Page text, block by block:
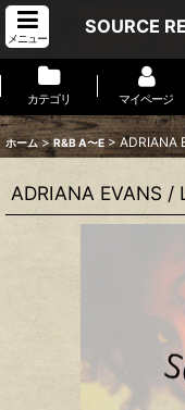
メニュー
SOURCE
カテゴリ マイページ
ホーム > R&B A〜E > ADRIANA
ADRIANA EVANS /